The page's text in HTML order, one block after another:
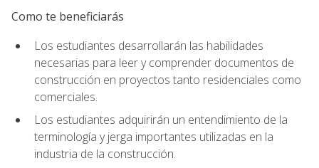
Como te beneficiarás
Los estudiantes desarrollarán las habilidades
necesarias para leer y comprender documentos de
construcción en proyectos tanto residenciales como
comerciales.
Los estudiantes adquirirán un entendimiento de la
terminología y jerga importantes utilizadas en la
industria de la construcción.